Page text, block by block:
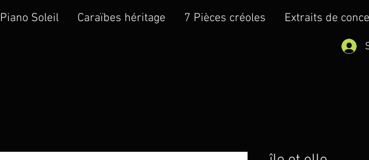
Piano Soleil Caraïbes héritage 7 Pièces créoles Extraits de